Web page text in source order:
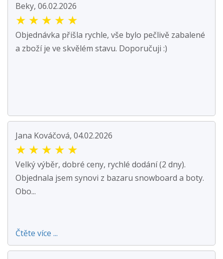
Beky, 06.02.2026
★ ★ ★ ★ ★
Objednávka přišla rychle, vše bylo pečlivě zabalené
a zboží je ve skvělém stavu. Doporučuji :)
Jana Kováčová, 04.02.2026
★ ★ ★ ★ ★
Velký výběr, dobré ceny, rychlé dodání (2 dny).
Objednala jsem synovi z bazaru snowboard a boty.
Obo...
Čtěte více ...